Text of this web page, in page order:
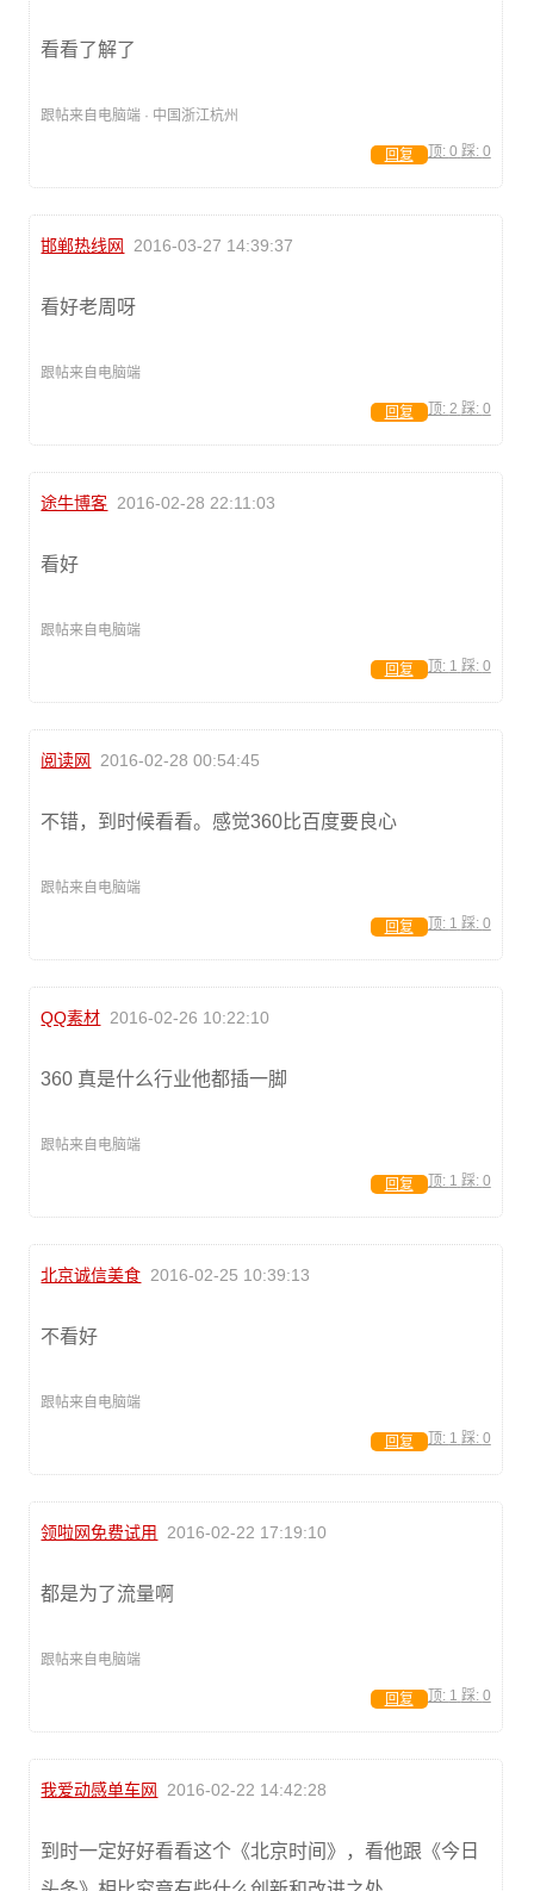
看看了解了
跟帖来自电脑端 · 中国浙江杭州
顶: 0 踩: 0
回复
邯郸热线网 2016-03-27 14:39:37
看好老周呀
跟帖来自电脑端
顶: 2 踩: 0
回复
途牛博客 2016-02-28 22:11:03
看好
跟帖来自电脑端
顶: 1 踩: 0
回复
阅读网 2016-02-28 00:54:45
不错，到时候看看。感觉360比百度要良心
跟帖来自电脑端
顶: 1 踩: 0
回复
QQ素材 2016-02-26 10:22:10
360 真是什么行业他都插一脚
跟帖来自电脑端
顶: 1 踩: 0
回复
北京诚信美食 2016-02-25 10:39:13
不看好
跟帖来自电脑端
顶: 1 踩: 0
回复
领啦网免费试用 2016-02-22 17:19:10
都是为了流量啊
跟帖来自电脑端
顶: 1 踩: 0
回复
我爱动感单车网 2016-02-22 14:42:28
到时一定好好看看这个《北京时间》，看他跟《今日